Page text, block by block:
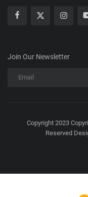
Join Our Newsletter
Copyright 2023
Reserved